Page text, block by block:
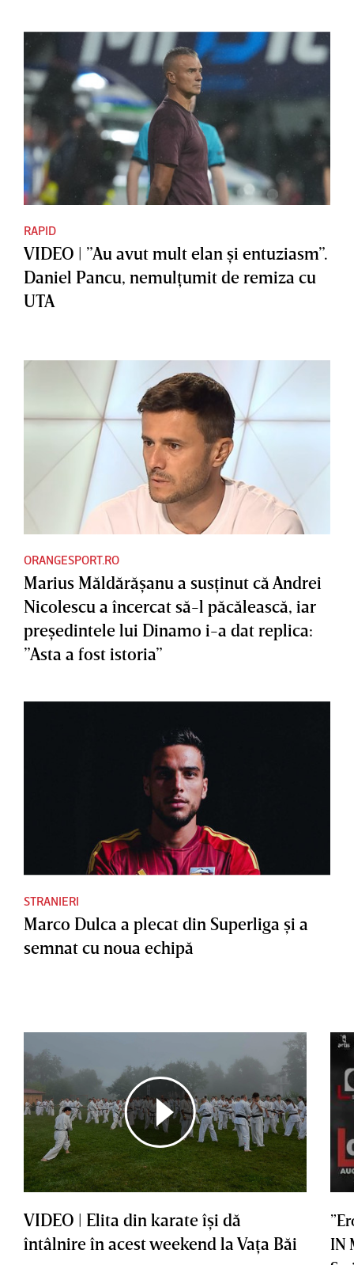
RAPID
VIDEO | ”Au avut mult elan şi entuziasm”.
Daniel Pancu, nemulţumit de remiza cu
UTA
ORANGESPORT.RO
Marius Măldărăşanu a susţinut că Andrei
Nicolescu a încercat să-l păcălească, iar
preşedintele lui Dinamo i-a dat replica:
”Asta a fost istoria”
STRANIERI
Marco Dulca a plecat din Superliga şi a
semnat cu noua echipă
VIDEO | Elita din karate îşi dă
întâlnire în acest weekend la Vaţa Băi
IN